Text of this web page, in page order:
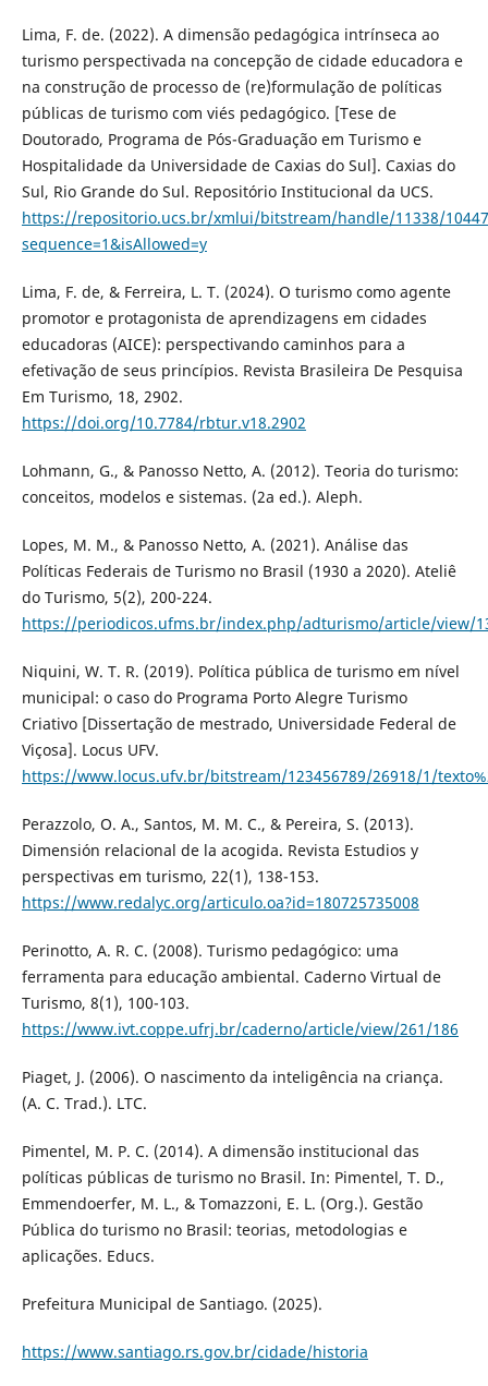
Lima, F. de. (2022). A dimensão pedagógica intrínseca ao
turismo perspectivada na concepção de cidade educadora e
na construção de processo de (re)formulação de políticas
públicas de turismo com viés pedagógico. [Tese de
Doutorado, Programa de Pós-Graduação em Turismo e
Hospitalidade da Universidade de Caxias do Sul]. Caxias do
Sul, Rio Grande do Sul. Repositório Institucional da UCS.
https://repositorio.ucs.br/xmlui/bitstream/handle/11338/
sequence=1&isAllowed=y
Lima, F. de, & Ferreira, L. T. (2024). O turismo como agente
promotor e protagonista de aprendizagens em cidades
educadoras (AICE): perspectivando caminhos para a
efetivação de seus princípios. Revista Brasileira De Pesquisa
Em Turismo, 18, 2902.
https://doi.org/10.7784/rbtur.v18.2902
Lohmann, G., & Panosso Netto, A. (2012). Teoria do turismo:
conceitos, modelos e sistemas. (2a ed.). Aleph.
Lopes, M. M., & Panosso Netto, A. (2021). Análise das
Políticas Federais de Turismo no Brasil (1930 a 2020). Ateliê
do Turismo, 5(2), 200-224.
https://periodicos.ufms.br/index.php/adturismo/article/view/
Niquini, W. T. R. (2019). Política pública de turismo em nível
municipal: o caso do Programa Porto Alegre Turismo
Criativo [Dissertação de mestrado, Universidade Federal de
Viçosa]. Locus UFV.
https://www.locus.ufv.br/bitstream/123456789/26918/1/
Perazzolo, O. A., Santos, M. M. C., & Pereira, S. (2013).
Dimensión relacional de la acogida. Revista Estudios y
perspectivas em turismo, 22(1), 138-153.
https://www.redalyc.org/articulo.oa?id=180725735008
Perinotto, A. R. C. (2008). Turismo pedagógico: uma
ferramenta para educação ambiental. Caderno Virtual de
Turismo, 8(1), 100-103.
https://www.ivt.coppe.ufrj.br/caderno/article/view/261/186
Piaget, J. (2006). O nascimento da inteligência na criança.
(A. C. Trad.). LTC.
Pimentel, M. P. C. (2014). A dimensão institucional das
políticas públicas de turismo no Brasil. In: Pimentel, T. D.,
Emmendoerfer, M. L., & Tomazzoni, E. L. (Org.). Gestão
Pública do turismo no Brasil: teorias, metodologias e
aplicações. Educs.
Prefeitura Municipal de Santiago. (2025).
https://www.santiago.rs.gov.br/cidade/historia